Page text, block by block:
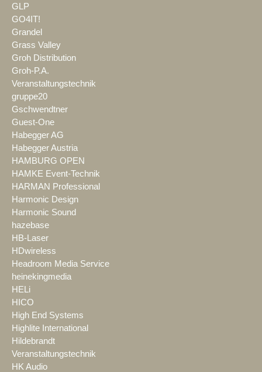
GLP
GO4IT!
Grandel
Grass Valley
Groh Distribution
Groh-P.A.
Veranstaltungstechnik
gruppe20
Gschwendtner
Guest-One
Habegger AG
Habegger Austria
HAMBURG OPEN
HAMKE Event-Technik
HARMAN Professional
Harmonic Design
Harmonic Sound
hazebase
HB-Laser
HDwireless
Headroom Media Service
heinekingmedia
HELi
HICO
High End Systems
Highlite International
Hildebrandt
Veranstaltungstechnik
HK Audio